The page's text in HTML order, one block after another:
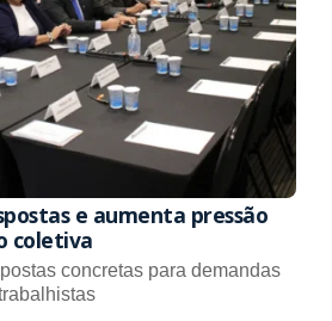
e aumenta pressão
coletiva
concretas para demandas